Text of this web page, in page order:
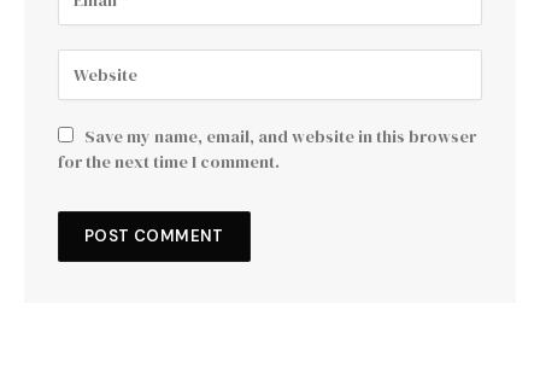
Save my name, email, and website in this browser
for the next time I comment.